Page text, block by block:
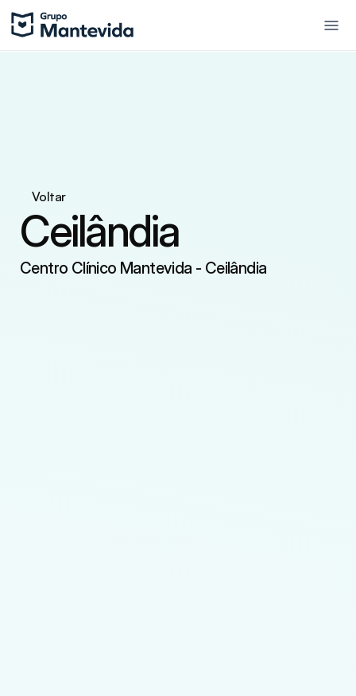
Voltar
Ceilândia
Centro Clínico Mantevida - Ceilândia